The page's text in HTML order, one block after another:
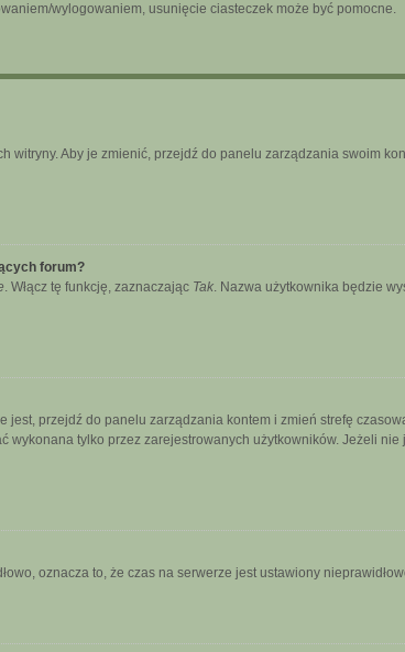
wylogowaniem, usunięcie ciasteczek może być pomocne.
Aby je zmienić, przejdź do panelu zarządzania swoim
forum?
. Włącz tę funkcję, zaznaczając Tak. Nazwa użytkownika będzie
przejdź do panelu zarządzania kontem i zmień strefę
tylko przez zarejestrowanych użytkowników. Jeżeli
oznacza to, że czas na serwerze jest ustawiony